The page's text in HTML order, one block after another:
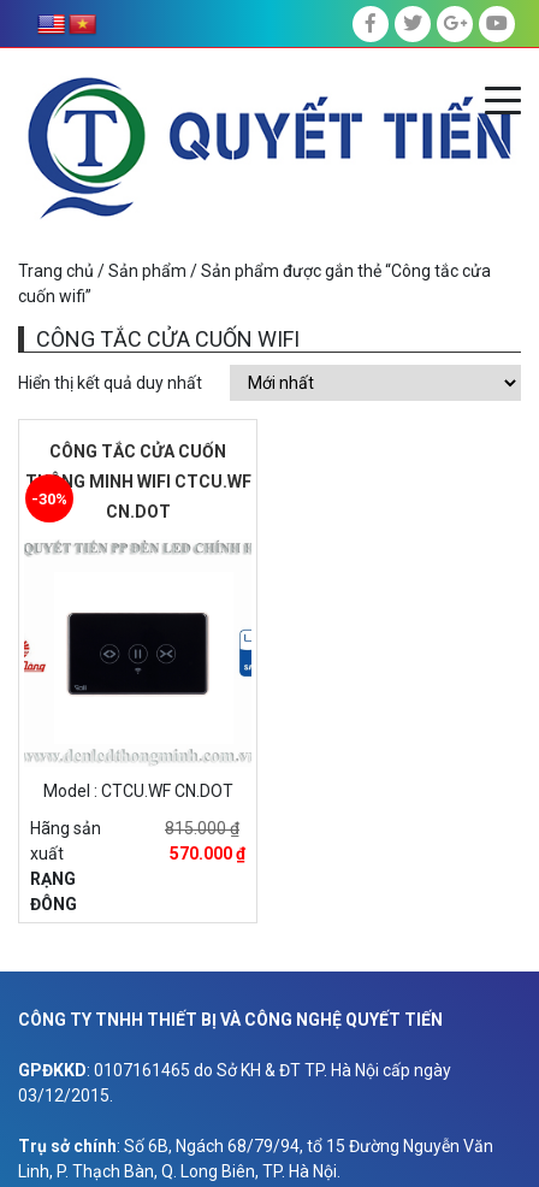
Trang chủ /Sản phẩm / Sản phẩm được gắn thẻ “Công tắc cửa
cuốn wifi”
CÔNG TẮC CỬA CUỐN WIFI
Hiển thị kết quả duy nhất
CÔNG TẮC CỬA CUỐN
THÔNG MINH WIFI CTCU.WF
CN.DOT
Model : CTCU.WF CN.DOT
Hãng sản
xuất
RẠNG
ĐÔNG
815.000 ₫
570.000 ₫
-30%
CÔNG TY TNHH THIẾT BỊ VÀ CÔNG NGHỆ QUYẾT TIẾN
GPĐKKD: 0107161465 do Sở KH & ĐT TP. Hà Nội cấp ngày
03/12/2015.
Trụ sở chính: Số 6B, Ngách 68/79/94, tổ 15 Đường Nguyễn Văn
Linh, P. Thạch Bàn, Q. Long Biên, TP. Hà Nội.